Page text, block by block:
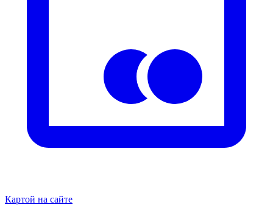
Картой на сайте